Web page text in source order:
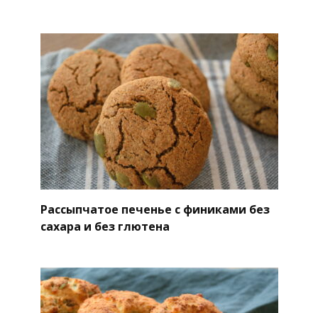
Рассыпчатое печенье с финиками без
сахара и без глютена